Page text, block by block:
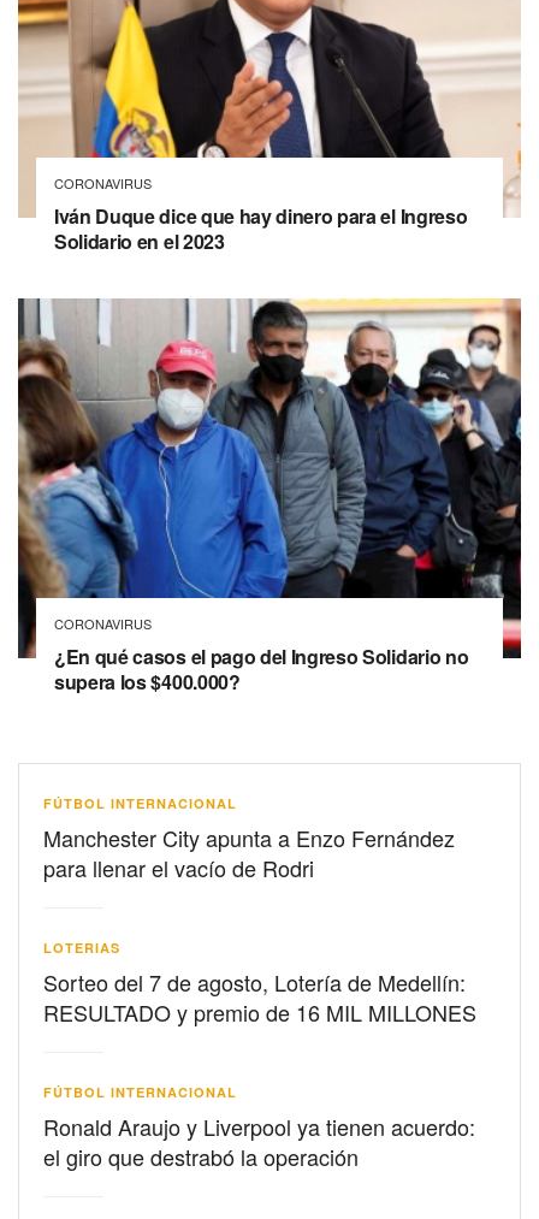
CORONAVIRUS
Iván Duque dice que hay dinero para el Ingreso
Solidario en el 2023
CORONAVIRUS
¿En qué casos el pago del Ingreso Solidario no
supera los $400.000?
FÚTBOL INTERNACIONAL
Manchester City apunta a Enzo Fernández
para llenar el vacío de Rodri
LOTERIAS
Sorteo del 7 de agosto, Lotería de Medellín:
RESULTADO y premio de 16 MIL MILLONES
FÚTBOL INTERNACIONAL
Ronald Araujo y Liverpool ya tienen acuerdo:
el giro que destrabó la operación